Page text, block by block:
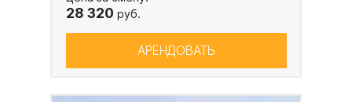
28 320 руб.
АРЕНДОВАТЬ